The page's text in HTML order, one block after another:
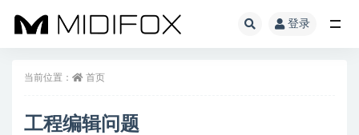
登录
当前位置： 首页
工程编辑问题